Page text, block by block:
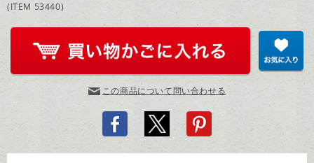
(ITEM 53440)
この商品について問い合わせる